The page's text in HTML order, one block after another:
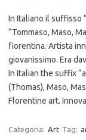
In Italiano il suffisso
“Tommaso, Maso,
fiorentina. Artista
giovanissimo. Era
In Italian the suffix
(Thomas), Maso,
Florentine art.
Categoria: Art Tag: